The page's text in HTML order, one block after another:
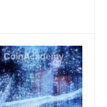
modulaire pour le